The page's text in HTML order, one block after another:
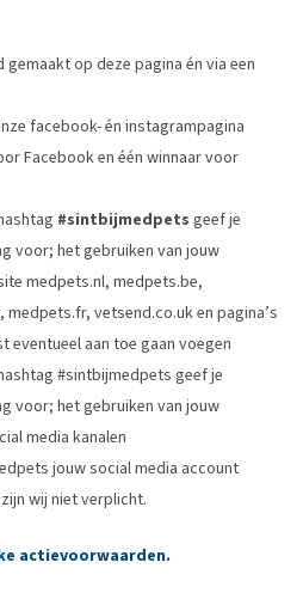
op deze pagina én via een
facebook- én instagrampagina
Facebook en één winnaar voor
#sintbijmedpets geef je
voor; het gebruiken van jouw
medpets.nl, medpets.be,
vetsend.co.uk en pagina’s
eventueel aan toe gaan voegen
#sintbijmedpets geef je
voor; het gebruiken van jouw
media kanalen
jouw social media account
wij niet verplicht.
actievoorwaarden.